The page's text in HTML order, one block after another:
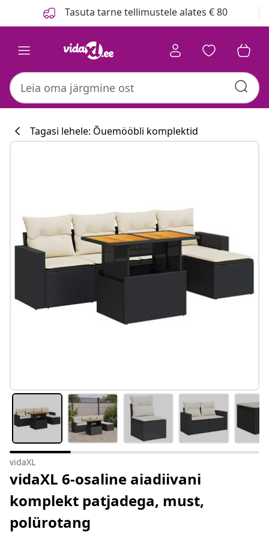
Tasuta tarne tellimustele alates € 80
#sharemevidaxl
Tagasi lehele: Õuemööbli komplektid
vidaXL
vidaXL 6-osaline aiadiivani
komplekt patjadega, must,
polürotang